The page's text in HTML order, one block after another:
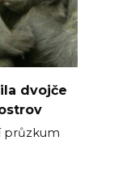
dvojče
průzkum